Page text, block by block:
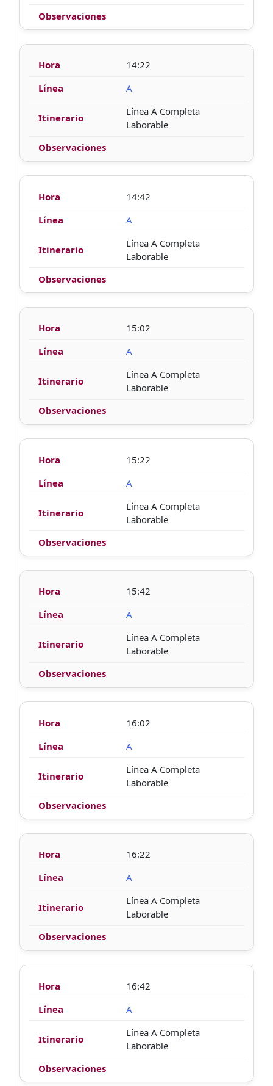
14:22
A
Línea A Completa
Laborable
14:42
A
Línea A Completa
Laborable
15:02
A
Línea A Completa
Laborable
15:22
A
Línea A Completa
Laborable
15:42
A
Línea A Completa
Laborable
16:02
A
Línea A Completa
Laborable
16:22
A
Línea A Completa
Laborable
16:42
A
Línea A Completa
Laborable